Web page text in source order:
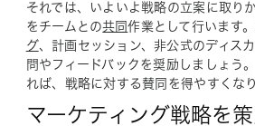
それでは、いよいよ戦略の立案に取り
をチームとの共同作業として行います。
グ、計画セッション、非公式のディス
問やフィードバックを奨励しましょう
れば、戦略に対する賛同を得やすくなり
マーケティング戦略を